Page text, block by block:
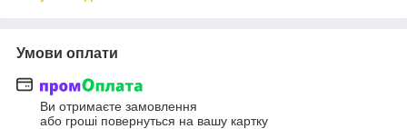
Умови оплати
Ви отримаєте замовлення
або гроші повернуться на вашу картку